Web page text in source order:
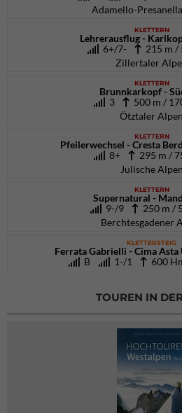
Adamello-
KLETTERN
Lehrerausflug -
6+/7-
215 m /
Zillertaler
KLETTERN
Brunnkarkopf -
3
500 m /
Ötztaler Alpen
KLETTERN
Pfeilerwechsel - Cresta
8+
295 m /
Julische Alpen
KLETTERN
Supernatural -
9-/9
250 m /
Berchtesgadener
KLETTERSTEIG
Ferrata Gabrielli - Cima
B
1-/1 600
TOUREN IN